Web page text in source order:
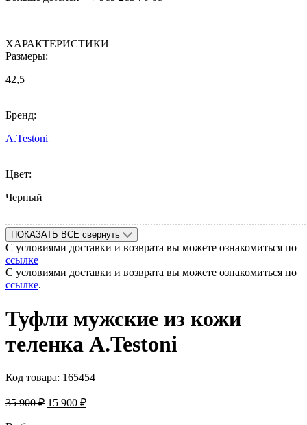
ХАРАКТЕРИСТИКИ
Размеры:
42,5
Бренд:
A.Testoni
Цвет:
Черный
ПОКАЗАТЬ ВСЕ свернуть
С условиями доставки и возврата вы можете ознакомиться по
ссылке
С условиями доставки и возврата вы можете ознакомиться по
ссылке.
Туфли мужские из кожи
теленка A.Testoni
Код товара: 165454
35 900₽ 15 900 ₽